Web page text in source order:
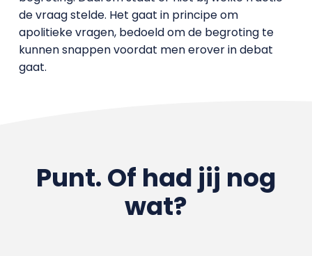
de vraag stelde. Het gaat in principe om
apolitieke vragen, bedoeld om de begroting te
kunnen snappen voordat men erover in debat
gaat.
Punt. Of had jij nog
wat?